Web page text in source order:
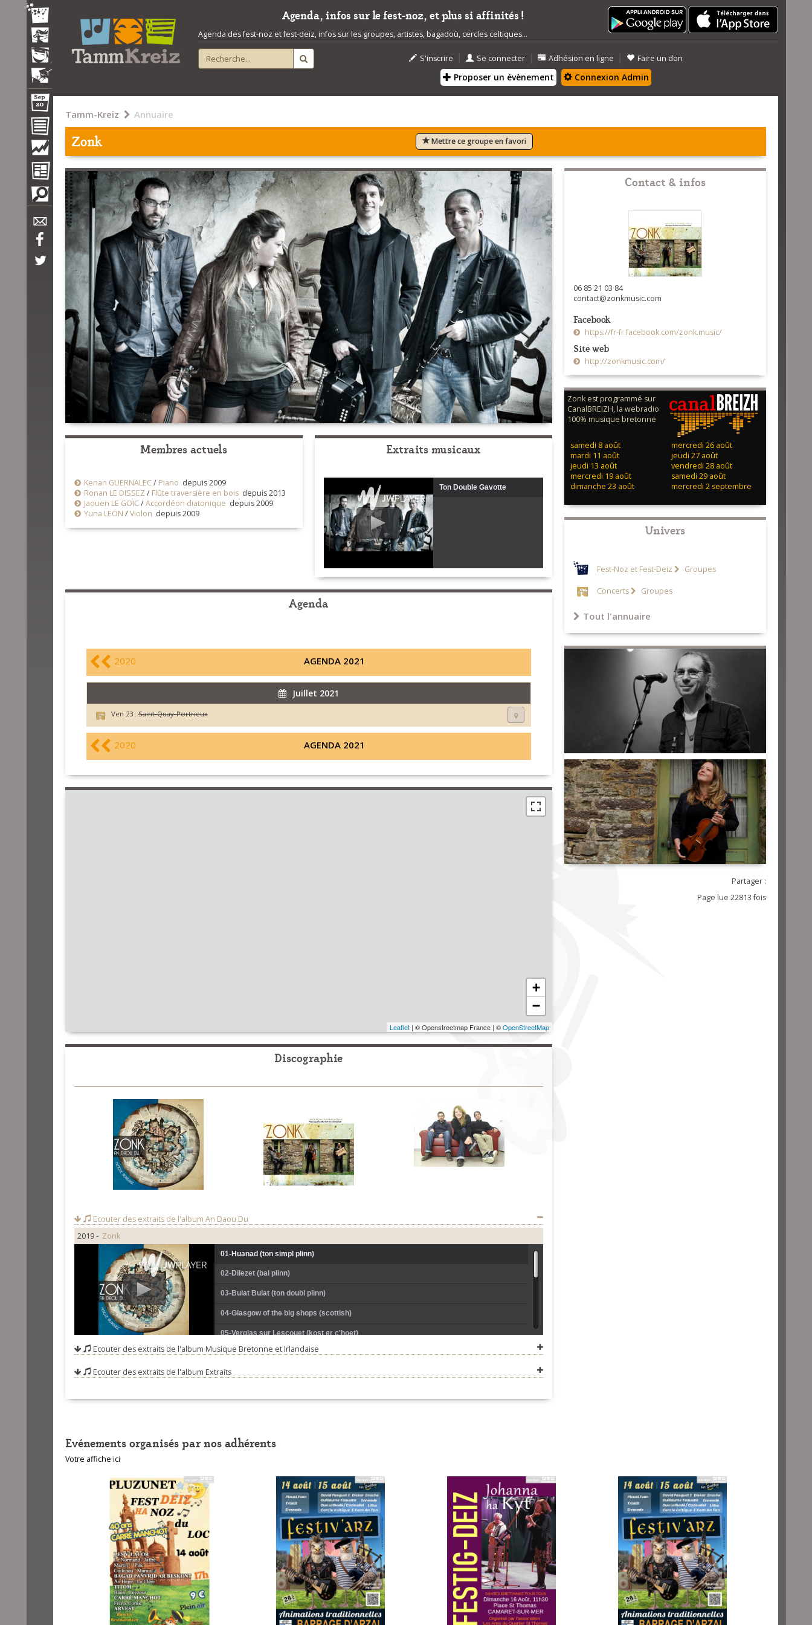
Agenda, infos sur le fest-noz, et plus si affinités !
Agenda des fest-noz et fest-deiz, infos sur les groupes, artistes, bagadoù, cercles celtiques...
S'inscrire | Se connecter | Adhésion en ligne | Faire un don
Proposer un évènement Connexion Admin
Tamm-Kreiz Annuaire
Zonk Mettre ce groupe en favori
Membres actuels
Kenan GUERNALEC/ Piano depuis 2009
Ronan LE DISSEZ / Flûte traversière en boisdepuis 2013
Jaouen LE GOÏC/Accordéon diatonique depuis 2009
Yuna LEON /Violon depuis 2009
Extraits musicaux
Ton Double Gavotte
Agenda
2020 AGENDA 2021
Juillet 2021
Ven 23 : Saint-Quay-Portrieux
2020 AGENDA 2021
+
−
Leaflet| © Openstreetmap France | ©OpenStreetMap
Discographie
Ecouter des extraits de l'album An Daou Du
2019 - Zonk
01-Huanad (ton simpl plinn)
02-Dilezet (bal plinn)
03-Bulat Bulat (ton doubl plinn)
04-Glasgow of the big shops (scottish)
05-Verglas sur Lescouet (kost er c'hoet)
06-Ton Trist Ar Glogi (mélodie)
07-Trip To Dooagh (ridées 6 temps)
13-Ferry Polkas (polkas)
Ecouter des extraits de l'album Musique Bretonne et Irlandaise
Ecouter des extraits de l'album Extraits
Contact & infos
06 85 21 03 84
contact@zonkmusic.com
Facebook
https://fr-fr.facebook.com/zonk.music/
Site web
http://zonkmusic.com/
Zonk est programmé sur
CanalBREIZH, la webradio
100% musique bretonne
samedi 8 août
mardi 11 août
jeudi 13 août
mercredi 19 août
dimanche 23 août
mercredi 26 août
jeudi 27 août
vendredi 28 août
samedi 29 août
mercredi 2 septembre
Univers
Fest-Noz et Fest-Deiz Groupes
Concerts Groupes
Tout l'annuaire
Partager :
Page lue 22813 fois
Evénements organisés par nos adhérents
Votre affiche ici